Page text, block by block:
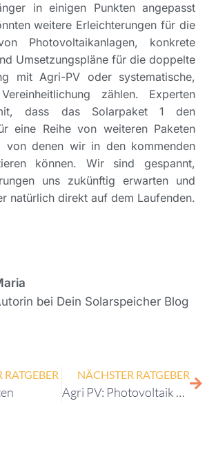
in einigen Punkten angepasst
weitere Erleichterungen für die
Photovoltaikanlagen, konkrete
Umsetzungspläne für die doppelte
mit Agri-PV oder systematische,
zählen. Experten
dass das Solarpaket 1 den
eine Reihe von weiteren Paketen
von denen wir in den kommenden
können. Wir sind gespannt,
uns zukünftig erwarten und
natürlich direkt auf dem Laufenden.
bei Dein Solarspeicher Blog
NÄCHSTER RATGEBER
Agri PV: Photovoltaik auf landwirtschaftlicher Fläche